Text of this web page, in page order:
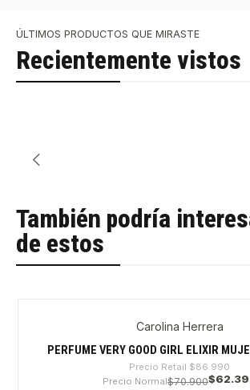
ÚLTIMOS PRODUCTOS QUE MIRASTE
Recientemente vistos
También podría
de estos
Carolina Herrera
PERFUME VERY GOOD GIRL ELIXIR
Precio Retail $86.990
Precio Normal$70.900